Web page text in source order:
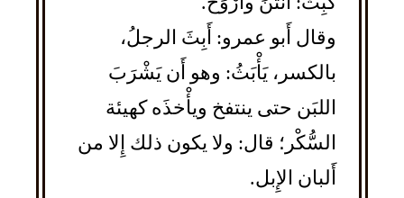
وقال أَبو عمرو: أَبِثَ الرجلُ،
بالكسر، يَأْبَثُ: وهو أَن يَشْرَبَ
اللبَن حتى ينتفخ ويأْخذَه كهيئة
السُّكْر؛ قال: ولا يكون ذلك إِلا من
أَلبان الإِبل.